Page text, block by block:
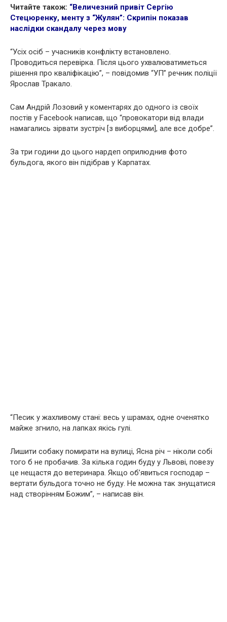
Читайте також: “Величезний привіт Сергію
Стецюренку, мeнту з “Жулян”: Скрипін показав
наслідки скaндалу через мову
“Усіх осіб – учасників конфлікту встановлено.
Проводиться перевірка. Після цього ухвалюватиметься
рішення про кваліфікацію”, – повідомив “УП” речник поліції
Ярослав Тракало.
Сам Андрій Лозовий у коментарях до одного із своїх
постів у Facebook написав, що “провокатори від влади
намагались зірвати зустріч [з виборцями], але все добре”.
За три години до цього нардеп оприлюднив фото
бульдога, якого він підібрав у Карпатах.
“Песик у жaхливому стані: весь у шрамах, одне оченятко
майже згнило, на лапках якісь гулі.
Лишити собаку помиpaти на вулиці, Ясна річ – ніколи собі
того б не пробачив. За кілька годин буду у Львові, повезу
це нещастя до ветеринара. Якщо об’явиться господар –
вертати бульдога точно не буду. Не можна так знущaтися
над створінням Божим”, – написав він.